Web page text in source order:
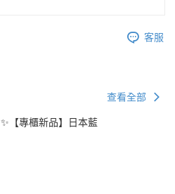
客服
查看全部
✨【專櫃新品】日本藍